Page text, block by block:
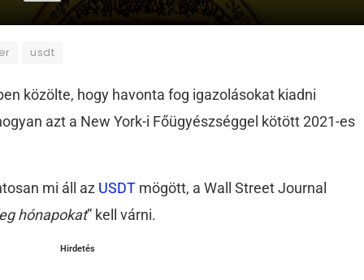
usdt
közölte, hogy havonta fog igazolásokat kiadni
azt a New York-i Főügyészséggel kötött 2021-es
mi áll az USDT mögött, a Wall Street Journal
hónapokat” kell várni.
Hirdetés